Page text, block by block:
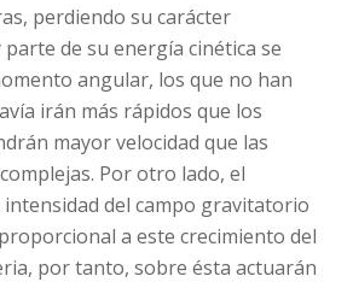
perdiendo su carácter
de su energía cinética se
angular, los que no han
irán más rápidos que los
mayor velocidad que las
Por otro lado, el
del campo gravitatorio
a este crecimiento del
por tanto, sobre ésta actuarán